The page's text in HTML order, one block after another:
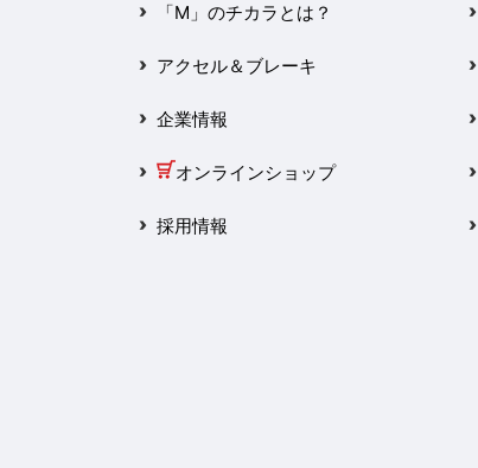
2025年1月
2024年12月
2024年11月
2024年10月
「M」のチカラとは？
アクセル＆ブレーキ
企業情報
オンラインショップ
採用情報